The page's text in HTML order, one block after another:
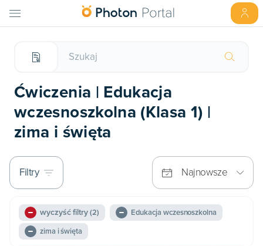
Ćwiczenia | Edukacja
wczesnoszkolna (Klasa 1) |
zima i święta
Filtry Najnowsze
wyczyść filtry(2)
Edukacja wczesnoszkolna
zima i święta